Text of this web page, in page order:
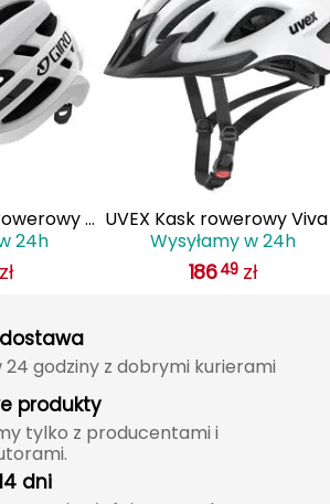
z
AGILIS
24h
zł
UVEX Kask rowerowy
biały
Wysyłamy w 24h
18649 zł
24 godziny z dobrymi kurierami
produkty
tylko z producentami i
dni